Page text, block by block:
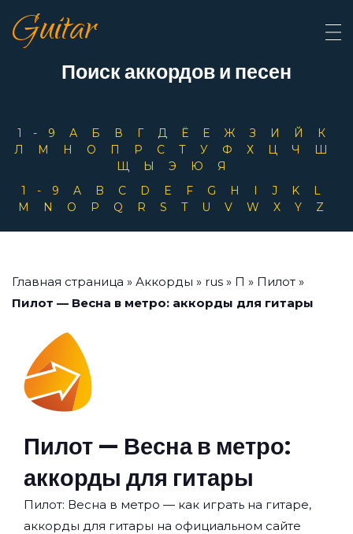
Guitar
Поиск аккордов и песен
1-9 А Б В Г Д Ё Е Ж З И Й
К
Л
М Н О П Р С Т У Ф Х Ц Ч
Ш
Щ
Ы Э Ю
Я
1-9
A B C D E F G H I J K
L
M
N O P Q R S T U V W X Y Z
Главная страница » Аккорды » rus » П » Пилот »
Пилот — Весна в метро: аккорды для гитары
Пилот — Весна в метро:
аккорды для гитары
Пилот: Весна в метро — как играть на гитаре,
аккорды для гитары на официальном сайте